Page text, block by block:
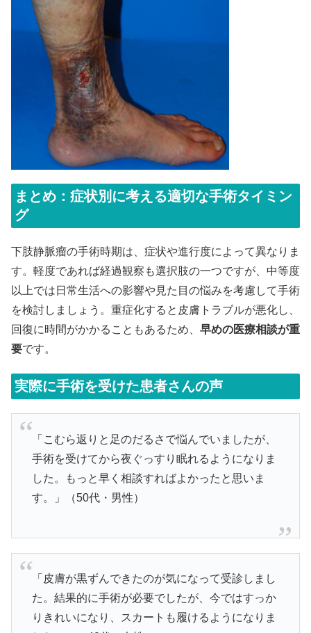
まとめ：症状別に考える適切な手術タイミン
グ
下肢静脈瘤の手術時期は、症状や進行度によって異なりま
す。軽度であれば経過観察も選択肢の一つですが、中等度
以上では日常生活への影響や見た目の悩みを考慮して手術
を検討しましょう。重症化すると皮膚トラブルが悪化し、
回復に時間がかかることもあるため、 早めの医療相談が重
要です。
実際に手術を受けた患者さんの声
「こむら返りと足のだるさで悩んでいましたが、
手術を受けてから夜ぐっすり眠れるようになりま
した。もっと早く相談すればよかったと思いま
す。」（50代・男性）
「皮膚が黒ずんできたのが気になって受診しまし
た。結果的に手術が必要でしたが、今ではすっか
りきれいになり、スカートも履けるようになりま